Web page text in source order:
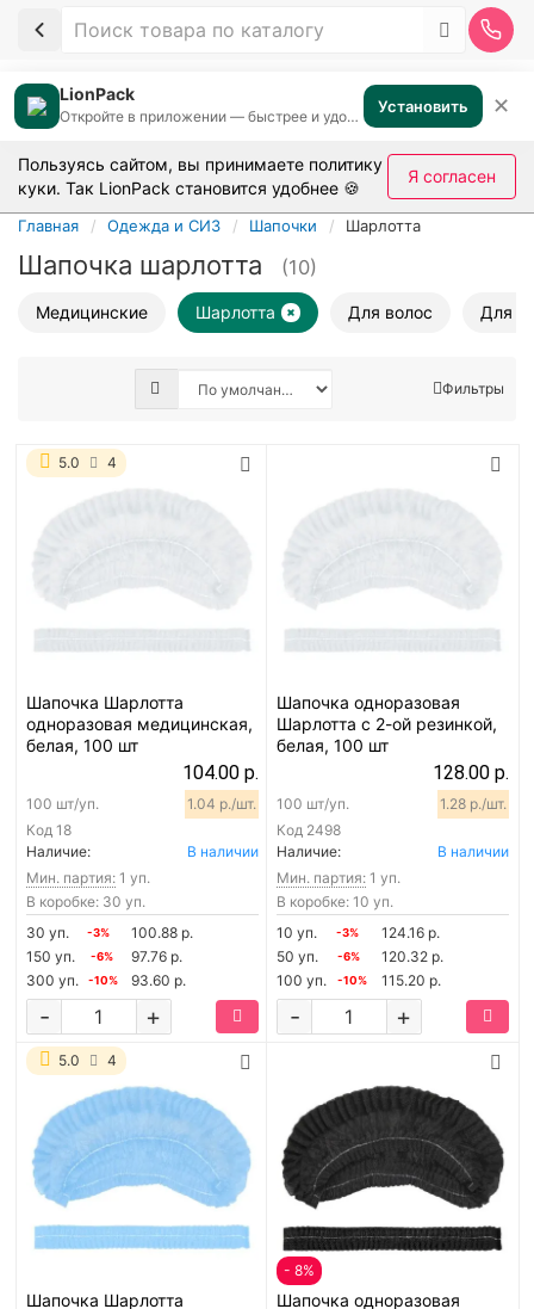
LionPack
Откройте в приложении — быстрее и удобнее Установить ✕
Пользуясь сайтом, вы принимаете политику
куки. Так LionPack становится удобнее 🍪
Я согласен
Главная Одежда и СИЗ Шапочки Шарлотта
Шапочка шарлотта (10)
Медицинские Шарлотта Для волос Для
Фильтры
5.0 4
Шапочка Шарлотта
одноразовая медицинская,
белая, 100 шт
104.00 р.
Код 18
100 шт/уп. 1.04 р./шт.
Наличие:
В наличии
Мин. партия: 1 уп.
В коробке: 30 уп.
30 уп.
-3%
100.88 р.
150 уп.
-6%
97.76 р.
300 уп.
-10% 93.60 р.
+
-
Шапочка одноразовая
Шарлотта с 2-ой резинкой,
белая, 100 шт
128.00 р.
Код 2498
100 шт/уп. 1.28 р./шт.
Наличие:
В наличии
Мин. партия: 1 уп.
В коробке: 10 уп.
10 уп.
-3%
124.16 р.
50 уп.
-6%
120.32 р.
100 уп.
-10% 115.20 р.
+
-
5.0 4
Шапочка Шарлотта
- 8%
Шапочка одноразовая